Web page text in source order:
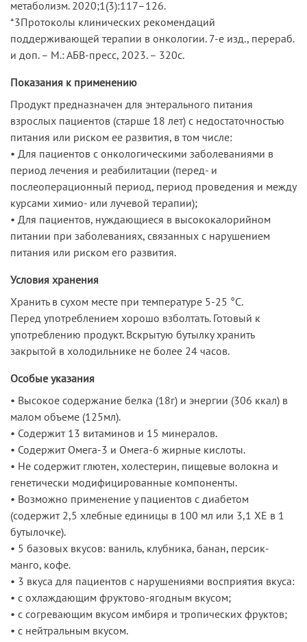
метаболизм. 2020;1(3):117–126.
*3Протоколы клинических рекомендаций
поддерживающей терапии в онкологии. 7-е изд., перераб.
и доп. – М.: АБВ-пресс, 2023. – 320с.
Показания к применению
Продукт предназначен для энтерального питания
взрослых пациентов (старше 18 лет) с недостаточностью
питания или риском ее развития, в том числе:
• Для пациентов с онкологическими заболеваниями в
период лечения и реабилитации (перед- и
послеоперационный период, период проведения и между
курсами химио- или лучевой терапии);
• Для пациентов, нуждающиеся в высококалорийном
питании при заболеваниях, связанных с нарушением
питания или риском его развития.
Условия хранения
Хранить в сухом месте при температуре 5-25 °С.
Перед употреблением хорошо взболтать. Готовый к
употреблению продукт. Вскрытую бутылку хранить
закрытой в холодильнике не более 24 часов.
Особые указания
• Высокое содержание белка (18г) и энергии (306 ккал) в
малом объеме (125мл).
• Содержит 13 витаминов и 15 минералов.
• Содержит Омега-3 и Омега-6 жирные кислоты.
• Не содержит глютен, холестерин, пищевые волокна и
генетически модифицированные компоненты.
• Возможно применение у пациентов с диабетом
(содержит 2,5 хлебные единицы в 100 мл или 3,1 ХЕ в 1
бутылочке).
• 5 базовых вкусов: ваниль, клубника, банан, персик-
манго, кофе.
• 3 вкуса для пациентов с нарушениями восприятия вкуса:
• с охлаждающим фруктово-ягодным вкусом;
• с согревающим вкусом имбиря и тропических фруктов;
• с нейтральным вкусом.